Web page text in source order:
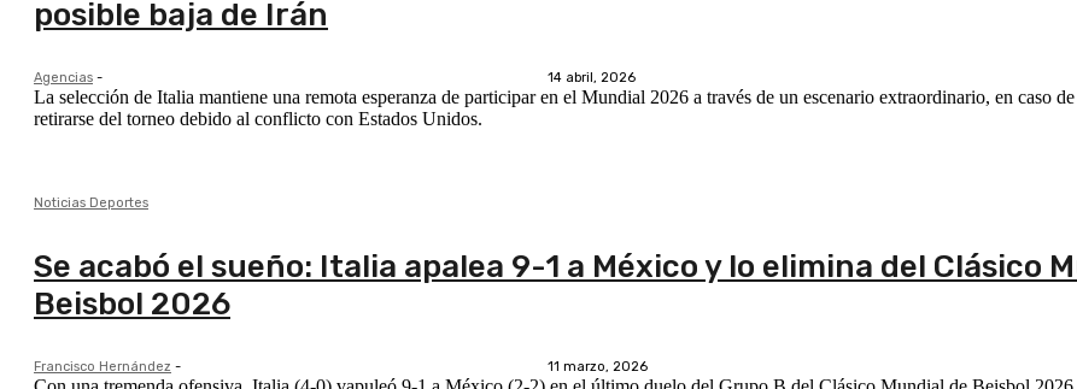
posible baja de Irán
Agencias - 14 abril, 2026
La selección de Italia mantiene una remota esperanza de participar en el Mundial 2026 a través de un escenario extraordinario, en caso
retirarse del torneo debido al conflicto con Estados Unidos.
Noticias Deportes
Se acabó el sueño: Italia apalea 9-1 a México y lo elimina del Clásico
Beisbol 2026
Francisco Hernández - 11 marzo, 2026